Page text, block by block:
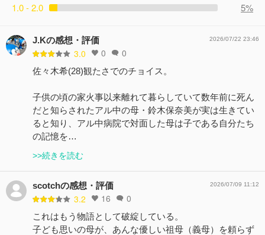
1.0 - 2.0
5%
J.Kの感想・評価
3.0 0 0
2026/07/22 23:46
佐々木希(28)観たさでのチョイス。
子供の頃の家火事以来離れて暮らしていて数年前に死ん
だと知らされたアル中の母・鈴木保奈美が実は生きてい
ると知り、アル中病院で対面した母は子である自分たち
の記憶を…
>>続きを読む
scotchの感想・評価
3.2 16 0
2026/07/09 11:12
これはもう物語として破綻している。
子ども思いの母が、あんな優しい祖母（義母）を頼らず